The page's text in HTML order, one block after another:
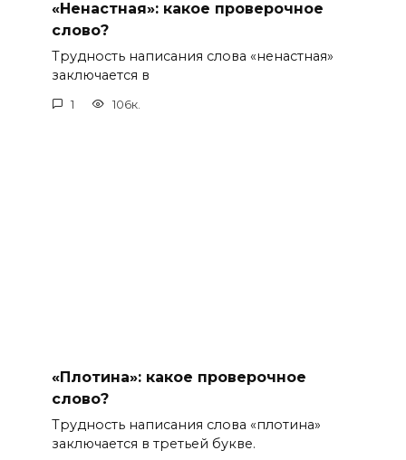
«Ненастная»: какое проверочное
слово?
Трудность написания слова «ненастная»
заключается в
1 106к.
«Плотина»: какое проверочное
слово?
Трудность написания слова «плотина»
заключается в третьей букве.